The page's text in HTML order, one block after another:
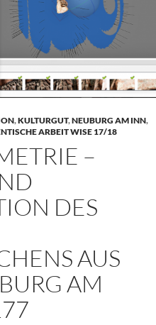
,KULTURGUT,NEUBURG AM INN,
ARBEIT WISE 17/18
–
DES
AUS
AM